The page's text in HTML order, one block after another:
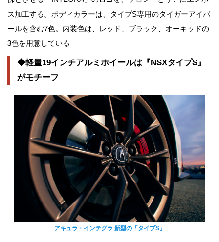
ス加工する。ボディカラーは、タイプS専用のタイガーアイパ
ールを含む7色。内装色は、レッド、ブラック、オーキッドの
3色を用意している
◆軽量19インチアルミホイールは『NSXタイプS』
がモチーフ
アキュラ・インテグラ 新型の「タイプS」